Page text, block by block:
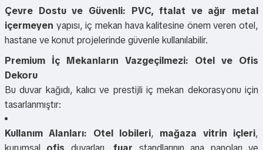
Çevre Dostu ve Güvenli: PVC, ftalat ve ağır metal
içermeyen yapısı, iç mekan hava kalitesine önem veren otel,
hastane ve konut projelerinde güvenle kullanılabilir.
Premium İç Mekanların Vazgeçilmezi: Otel ve Ofis
Dekoru
Bu duvar kağıdı, kalıcı ve prestijli iç mekan dekorasyonu için
tasarlanmıştır:
Kullanım Alanları: Otel lobileri, mağaza vitrin içleri,